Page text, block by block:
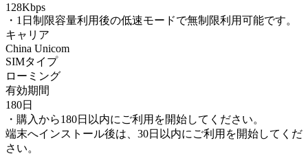
128Kbps
・1日制限容量利用後の低速モードで無制限利用可能です。
キャリア
China Unicom
SIMタイプ
ローミング
有効期間
180日
・購入から180日以内にご利用を開始してください。
端末へインストール後は、30日以内にご利用を開始してくだ
さい。